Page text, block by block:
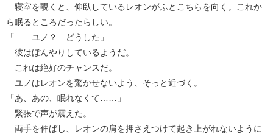
寝室を覗くと、仰臥しているレオンがふとこちらを向く。これか
ら眠るところだったらしい。
「……ユノ？ どうした」
彼はぼんやりしているようだ。
これは絶好のチャンスだ。
ユノはレオンを驚かせないよう、そっと近づく。
「あ、あの、眠れなくて……」
緊張で声が震えた。
両手を伸ばし、レオンの肩を押さえつけて起き上がれないように